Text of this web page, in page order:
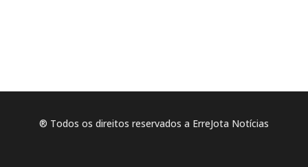
® Todos os direitos reservados a ErreJota Notícias